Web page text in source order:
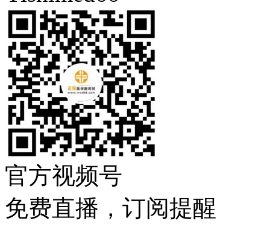
官方视频号
免费直播，订阅提醒